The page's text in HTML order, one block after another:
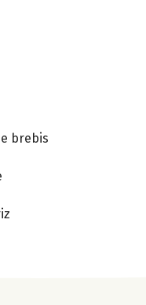
brebis